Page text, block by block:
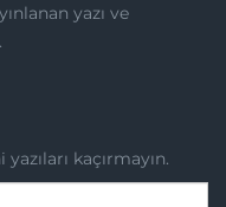
yazı ve
kaçırmayın.